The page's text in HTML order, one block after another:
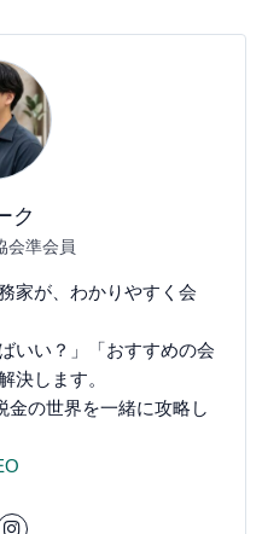
ク
会準会員
家が、わかりやすく会
いい？」「おすすめの会
決します。
金の世界を一緒に攻略し